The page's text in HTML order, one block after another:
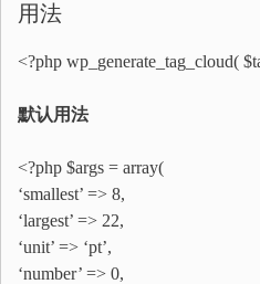
用法
<?php wp_generate_tag_cloud(
默认用法
<?php $args = array(
‘smallest’ => 8,
‘largest’ => 22,
‘unit’ => ‘pt’,
‘number’ => 0,